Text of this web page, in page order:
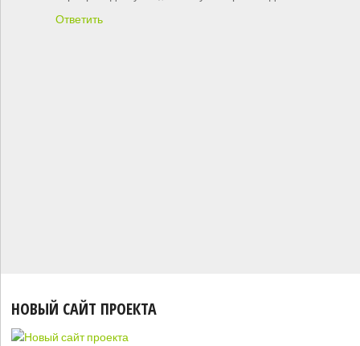
Ответить
НОВЫЙ САЙТ ПРОЕКТА